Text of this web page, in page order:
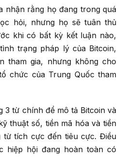
nhận rằng họ đang trong quá
hỏi, nhưng họ sẽ tuân thủ
khi có bất kỳ kết luận nào,
trạng pháp lý của Bitcoin,
tham gia, nhưng không cho
chức của Trung Quốc tham
3 từ chính để mô tả Bitcoin và
thuật số, tiền mã hóa và tiền
từ tích cực đến tiêu cực. Điều
hiệp hội đang hoàn toàn có